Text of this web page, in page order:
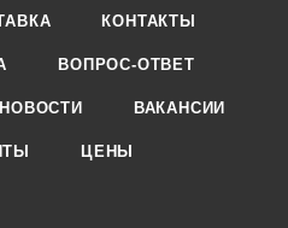
КОНТАКТЫ
ВОПРОС-ОТВЕТ
НОВОСТИ ВАКАНСИИ
ЦЕНЫ